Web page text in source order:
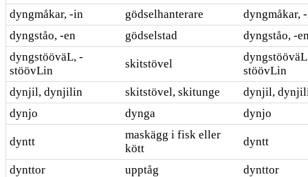
dyngmåkar, -in gödselhanterare
dyngmåkar,
dyngståo, -en
gödselstad
dyngståo, -
dyngstööväL, -
stöövLin
skitstövel
stöövLin
dynjil, dynjilin
skitstövel, skitunge
dynjil,
dynjo
dynga dynjo
dyntt
maskägg i fisk eller
kött
dyntt
dynttor upptåg dynttor